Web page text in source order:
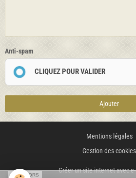
Anti-spam
CLIQUEZ POUR VALIDER
Ajouter
Mentions légales
Gestion des cookies
Créer un site internet avec
SPONSORS